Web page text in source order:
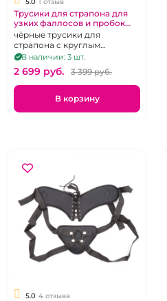
Трусики для страпона для
узких фаллосов и пробок
"No Mercy" Faster размер
M/L
чёрные трусики для
страпона с круглым
отверстием в виде
виниловых шортиков
В наличии: 3 шт.
2 699 pуб. 3 399 pуб.
В корзину
5.0 4 отзыва